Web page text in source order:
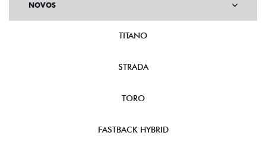
NOVOS
TITANO
STRADA
TORO
FASTBACK HYBRID